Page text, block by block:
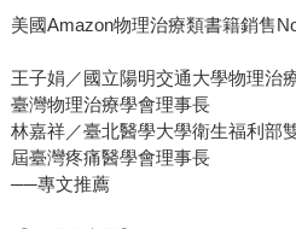
美國Amazon物理治療類書籍銷售
王子娟／國立陽明交通大學物理治
臺灣物理治療學會理事長
林嘉祥／臺北醫學大學衛生福利部
屆臺灣疼痛醫學會理事長
──專文推薦